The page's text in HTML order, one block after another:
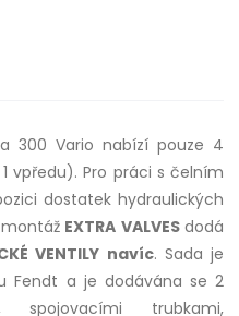
300 Vario nabízí pouze 4
vpředu). Pro práci s čelním
dostatek hydraulických
EXTRA VALVESdodá
VENTILY navíc. Sada je
Fendt a je dodávána se 2
spojovacími trubkami,